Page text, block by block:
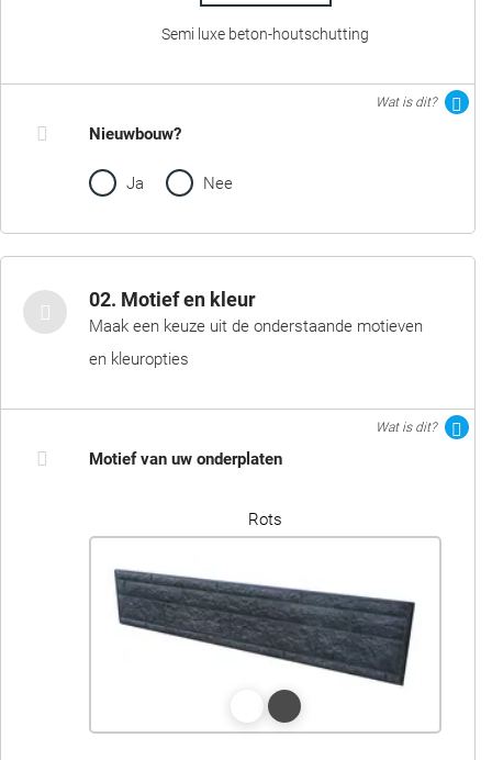
Semi luxe beton-houtschutting
Wat is dit?
Nieuwbouw?
Ja Nee
02. Motief en kleur
Maak een keuze uit de onderstaande motieven
en kleuropties
Wat is dit?
Motief van uw onderplaten
Rots